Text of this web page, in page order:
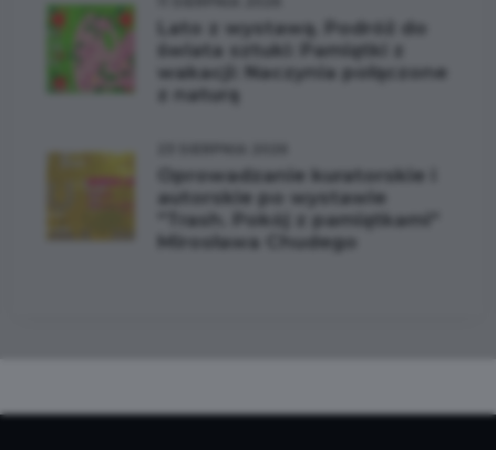
Lato z wystawą. Podróż do
świata sztuki: Pamiątki z
wakacji: Naczynia połączone
z naturą
Oprowadzanie kuratorskie i
autorskie po wystawie
"Trash. Pokój z pamiątkami"
Mirosława Chudego